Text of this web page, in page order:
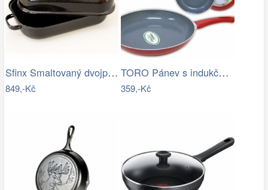
Sfinx Smaltovaný dvojpekáč, 30 cm, 30 cm
849,-Kč
TORO Pánev s indukčním dnem, průměr 28…
359,-Kč